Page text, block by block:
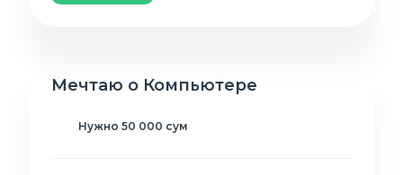
Мечтаю о Компьютере
Нужно 50 000 сум